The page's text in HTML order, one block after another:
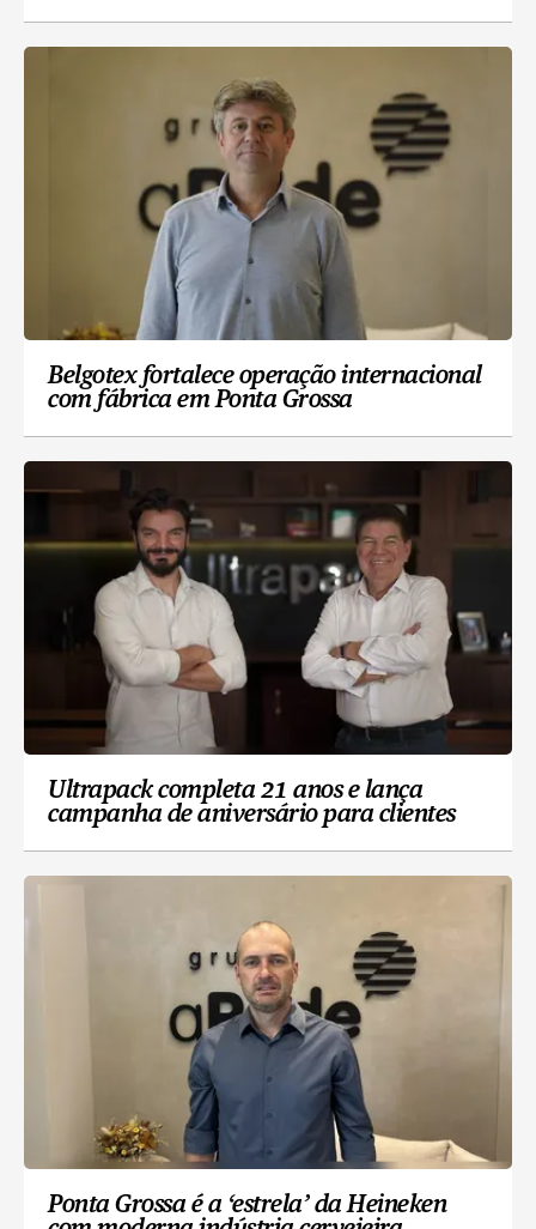
Belgotex fortalece operação internacional
com fábrica em Ponta Grossa
Ultrapack completa 21 anos e lança
campanha de aniversário para clientes
Ponta Grossa é a ‘estrela’ da Heineken